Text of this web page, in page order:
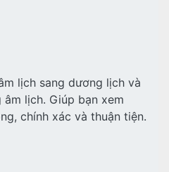
lịch sang dương lịch và
lịch. Giúp bạn xem
chính xác và thuận tiện.